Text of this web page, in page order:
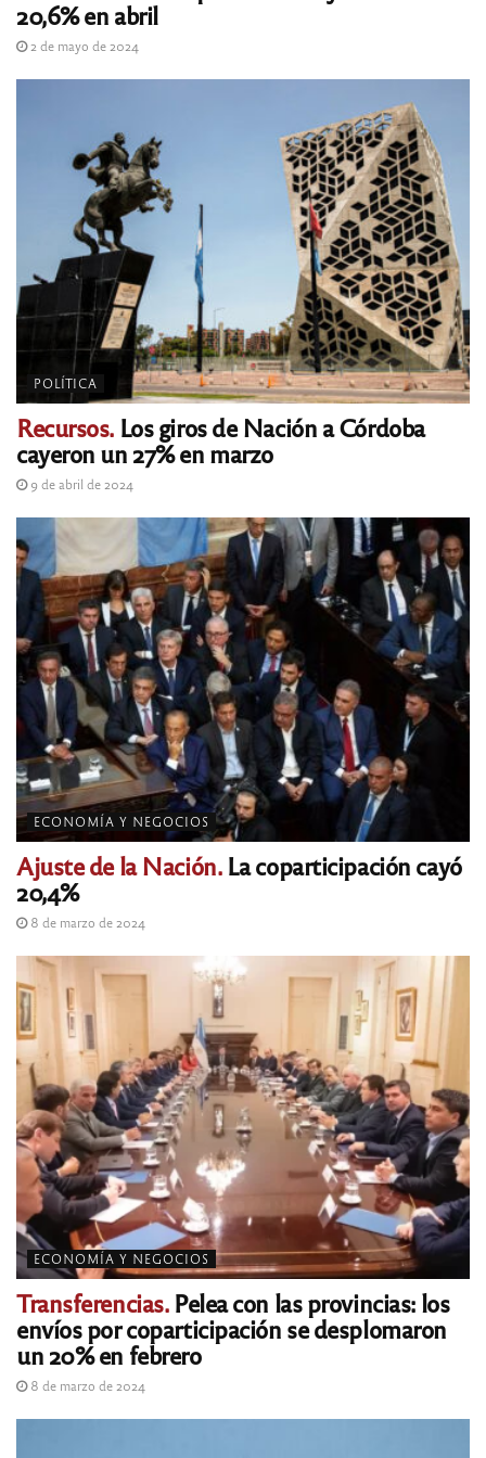
20,6% en abril
2 de mayo de 2024
POLÍTICA
Recursos. Los giros de Nación a Córdoba
cayeron un 27% en marzo
9 de abril de 2024
ECONOMÍA Y NEGOCIOS
Ajuste de la Nación.La coparticipación cayó
20,4%
8 de marzo de 2024
ECONOMÍA Y NEGOCIOS
Transferencias.Pelea con las provincias: los
envíos por coparticipación se desplomaron
un 20% en febrero
8 de marzo de 2024